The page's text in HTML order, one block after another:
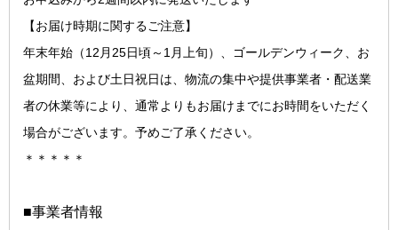
【お届け時期に関するご注意】
年末年始（12月25日頃～1月上旬）、ゴールデンウィーク、お
盆期間、および土日祝日は、物流の集中や提供事業者・配送業
者の休業等により、通常よりもお届けまでにお時間をいただく
場合がございます。予めご了承ください。
＊＊＊＊＊
■事業者情報